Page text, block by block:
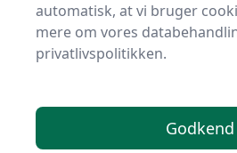
Bedste
2025 -
Søger du efter de bedste
automatisk, at vi bruger
mere om vores
privatlivspolitikken.
Godkend